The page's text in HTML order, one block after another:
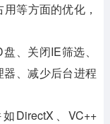
等方面的优化，
、关闭IE筛选、
、减少后台进程
DirectX、VC++